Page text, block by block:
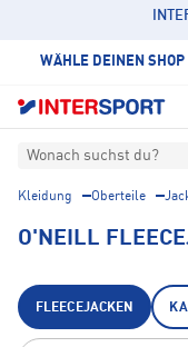
WÄHLE DEINEN SHOP
Wonach suchst du?
Kleidung Oberteile
O'NEILL
FLEECEJACKEN